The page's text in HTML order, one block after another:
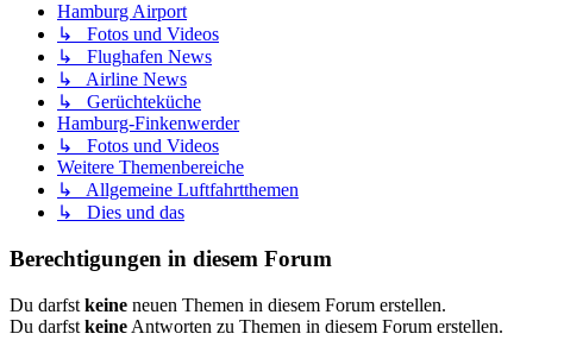
Hamburg Airport
↳ Fotos und Videos
↳ Flughafen News
↳ Airline News
↳ Gerüchteküche
Hamburg-Finkenwerder
↳ Fotos und Videos
Weitere Themenbereiche
↳ Allgemeine Luftfahrtthemen
↳ Dies und das
Berechtigungen in diesem Forum
Du darfst keine neuen Themen in diesem Forum erstellen.
Du darfst keine Antworten zu Themen in diesem Forum erstellen.